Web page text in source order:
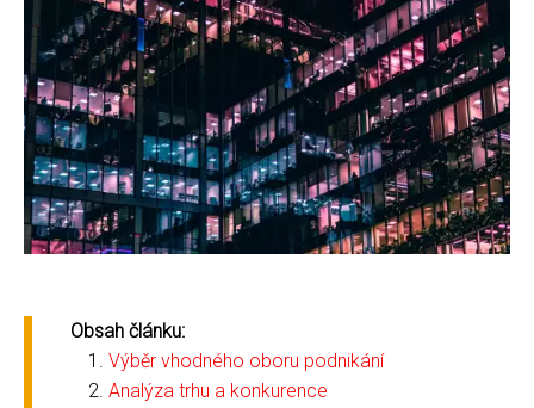
Obsah článku:
Výběr vhodného oboru podnikání
Analýza trhu a konkurence